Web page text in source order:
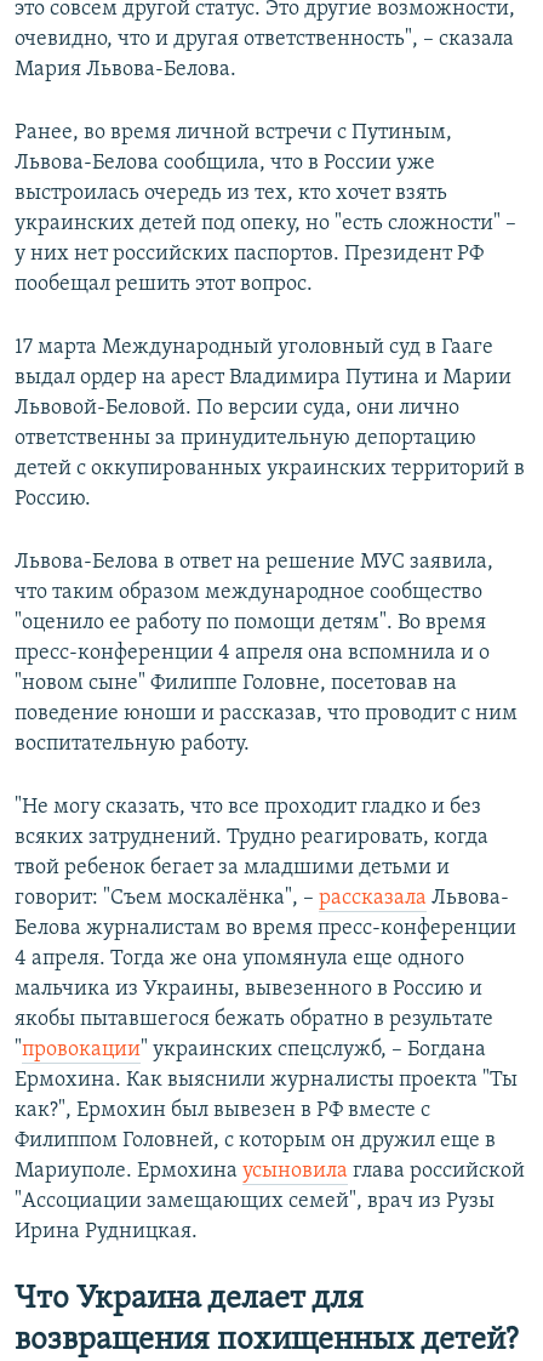
это совсем другой статус. Это другие возможности,
очевидно, что и другая ответственность", – сказала
Мария Львова-Белова.
Ранее, во время личной встречи с Путиным,
Львова-Белова сообщила, что в России уже
выстроилась очередь из тех, кто хочет взять
украинских детей под опеку, но "есть сложности" –
у них нет российских паспортов. Президент РФ
пообещал решить этот вопрос.
17 марта Международный уголовный суд в Гааге
выдал ордер на арест Владимира Путина и Марии
Львовой-Беловой. По версии суда, они лично
ответственны за принудительную депортацию
детей с оккупированных украинских территорий в
Россию.
Львова-Белова в ответ на решение МУС заявила,
что таким образом международное сообщество
"оценило ее работу по помощи детям". Во время
пресс-конференции 4 апреля она вспомнила и о
"новом сыне" Филиппе Головне, посетовав на
поведение юноши и рассказав, что проводит с ним
воспитательную работу.
"Не могу сказать, что все проходит гладко и без
всяких затруднений. Трудно реагировать, когда
твой ребенок бегает за младшими детьми и
говорит: "Съем москалёнка", – рассказала Львова-
Белова журналистам во время пресс-конференции
4 апреля. Тогда же она упомянула еще одного
мальчика из Украины, вывезенного в Россию и
якобы пытавшегося бежать обратно в результате
"провокации" украинских спецслужб, – Богдана
Ермохина. Как выяснили журналисты проекта "Ты
как?", Ермохин был вывезен в РФ вместе с
Филиппом Головней, с которым он дружил еще в
Мариуполе. Ермохина усыновила глава российской
"Ассоциации замещающих семей", врач из Рузы
Ирина Рудницкая.
Что Украина делает для
возвращения похищенных детей?